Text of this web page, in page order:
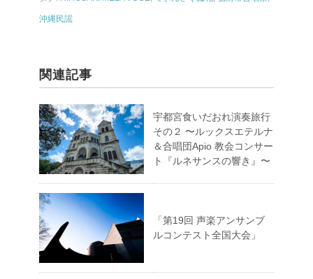
沖縄民謡
関連記事
宇都宮食いだおれ演奏旅行
その２ 〜ルックスエテルナ
＆合唱団Apio 教会コンサー
ト『ルネサンスの響き』〜
「第19回 声楽アンサンブ
ルコンテスト全国大会」